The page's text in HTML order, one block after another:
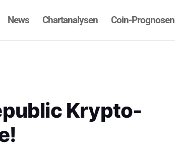
News Chartanalysen Coin-Prognosen
Krypto-